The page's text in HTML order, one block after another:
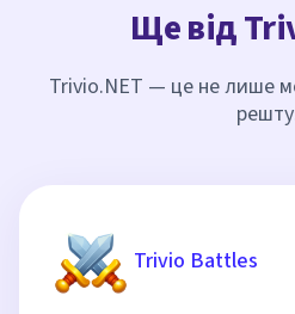
Ще від
Trivio.NET — це не лише
Trivio Battles